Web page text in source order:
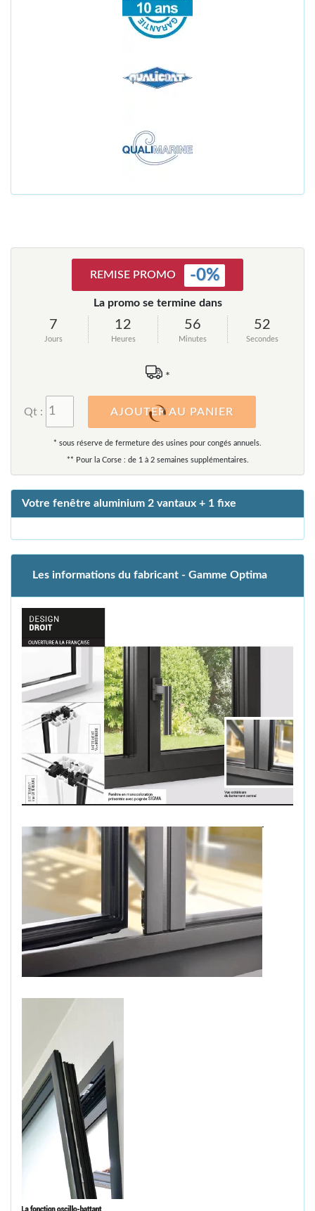
REMISE PROMO -0%
La promo se termine dans
7
Jours
12
Heures
56
Minutes
50
Secondes
*
Qt : AJOUTER AU PANIER
* sous réserve de fermeture des usines pour congés annuels.
** Pour la Corse : de 1 à 2 semaines supplémentaires.
Votre fenêtre aluminium 2 vantaux + 1 fixe
Les informations du fabricant - Gamme Optima